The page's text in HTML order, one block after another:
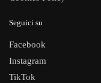
Seguici su
Facebook
Instagram
TikTok